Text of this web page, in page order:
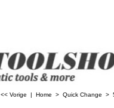
<< Vorige | Home > Quick Change >